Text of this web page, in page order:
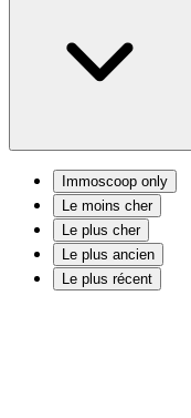
Immoscoop only
Le moins cher
Le plus cher
Le plus ancien
Le plus récent